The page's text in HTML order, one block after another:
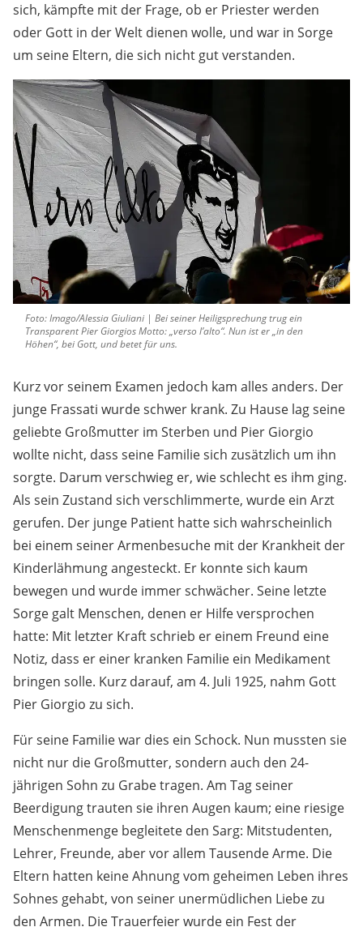
sich, kämpfte mit der Frage, ob er Priester werden
oder Gott in der Welt dienen wolle, und war in Sorge
um seine Eltern, die sich nicht gut verstanden.
Foto: Imago/Alessia Giuliani | Bei seiner Heiligsprechung trug ein
Transparent Pier Giorgios Motto: „verso l’alto“. Nun ist er „in den
Höhen“, bei Gott, und betet für uns.
Kurz vor seinem Examen jedoch kam alles anders. Der
junge Frassati wurde schwer krank. Zu Hause lag seine
geliebte Großmutter im Sterben und Pier Giorgio
wollte nicht, dass seine Familie sich zusätzlich um ihn
sorgte. Darum verschwieg er, wie schlecht es ihm ging.
Als sein Zustand sich verschlimmerte, wurde ein Arzt
gerufen. Der junge Patient hatte sich wahrscheinlich
bei einem seiner Armenbesuche mit der Krankheit der
Kinderlähmung angesteckt. Er konnte sich kaum
bewegen und wurde immer schwächer. Seine letzte
Sorge galt Menschen, denen er Hilfe versprochen
hatte: Mit letzter Kraft schrieb er einem Freund eine
Notiz, dass er einer kranken Familie ein Medikament
bringen solle. Kurz darauf, am 4. Juli 1925, nahm Gott
Pier Giorgio zu sich.
Für seine Familie war dies ein Schock. Nun mussten sie
nicht nur die Großmutter, sondern auch den 24-
jährigen Sohn zu Grabe tragen. Am Tag seiner
Beerdigung trauten sie ihren Augen kaum; eine riesige
Menschenmenge begleitete den Sarg: Mitstudenten,
Lehrer, Freunde, aber vor allem Tausende Arme. Die
Eltern hatten keine Ahnung vom geheimen Leben ihres
Sohnes gehabt, von seiner unermüdlichen Liebe zu
den Armen. Die Trauerfeier wurde ein Fest der